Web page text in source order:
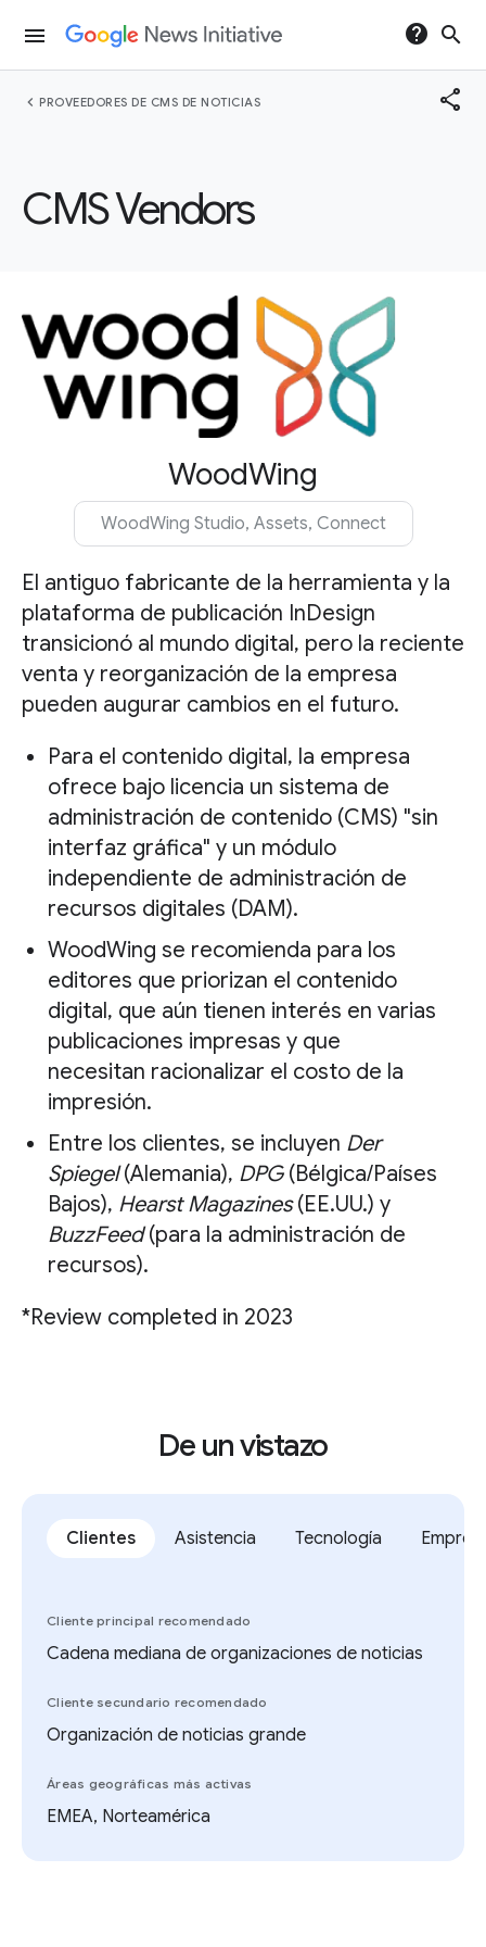
menu help search
chevron_left PROVEEDORES DE CMS DE NOTICIAS share
CMS Vendors
WoodWing
WoodWing Studio, Assets, Connect
El antiguo fabricante de la herramienta y la
plataforma de publicación InDesign
transicionó al mundo digital, pero la reciente
venta y reorganización de la empresa
pueden augurar cambios en el futuro.
Para el contenido digital, la empresa
ofrece bajo licencia un sistema de
administración de contenido (CMS) "sin
interfaz gráfica" y un módulo
independiente de administración de
recursos digitales (DAM).
WoodWing se recomienda para los
editores que priorizan el contenido
digital, que aún tienen interés en varias
publicaciones impresas y que
necesitan racionalizar el costo de la
impresión.
Entre los clientes, se incluyen Der
Spiegel(Alemania), DPG(Bélgica/Países
Bajos), Hearst Magazines(EE.UU.) y
BuzzFeed(para la administración de
recursos).
*Review completed in 2023
De un vistazo
Clientes Asistencia Tecnología
Cliente principal recomendado
Cadena mediana de organizaciones de noticias
Cliente secundario recomendado
Organización de noticias grande
Áreas geográficas más activas
EMEA, Norteamérica